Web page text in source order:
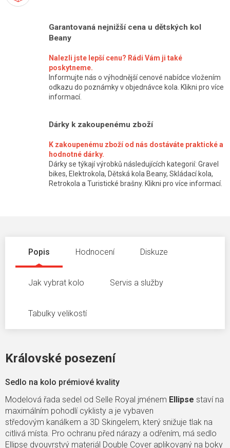
Garantovaná nejnižší cena u dětských kol
Beany
Nalezli jste lepší cenu? Rádi Vám ji také
poskytneme.
Informujte nás o výhodnější cenové nabídce vložením
odkazu do poznámky v objednávce kola. Klikni pro více
informací.
Dárky k zakoupenému zboží
K zakoupenému zboží od nás dostáváte praktické a
hodnotné dárky.
Dárky se týkají výrobků následujících kategorií: Gravel
bikes, Elektrokola, Dětská kola Beany, Skládací kola,
Retrokola a Turistické brašny. Klikni pro více informací.
Popis Hodnocení Diskuze
Jak vybrat kolo Servis a služby
Tabulky velikostí
Královské posezení
Sedlo na kolo prémiové kvality
Modelová řada sedel od Selle Royal jménem Ellipse staví na
maximálním pohodlí cyklisty a je vybaven
středovým kanálkem a 3D Skingelem, který snižuje tlak na
citlivá místa. Pro ochranu před nárazy a odřením, má sedlo
Ellipse dvouvrstvý materiál Double Cover aplikovaný na boky